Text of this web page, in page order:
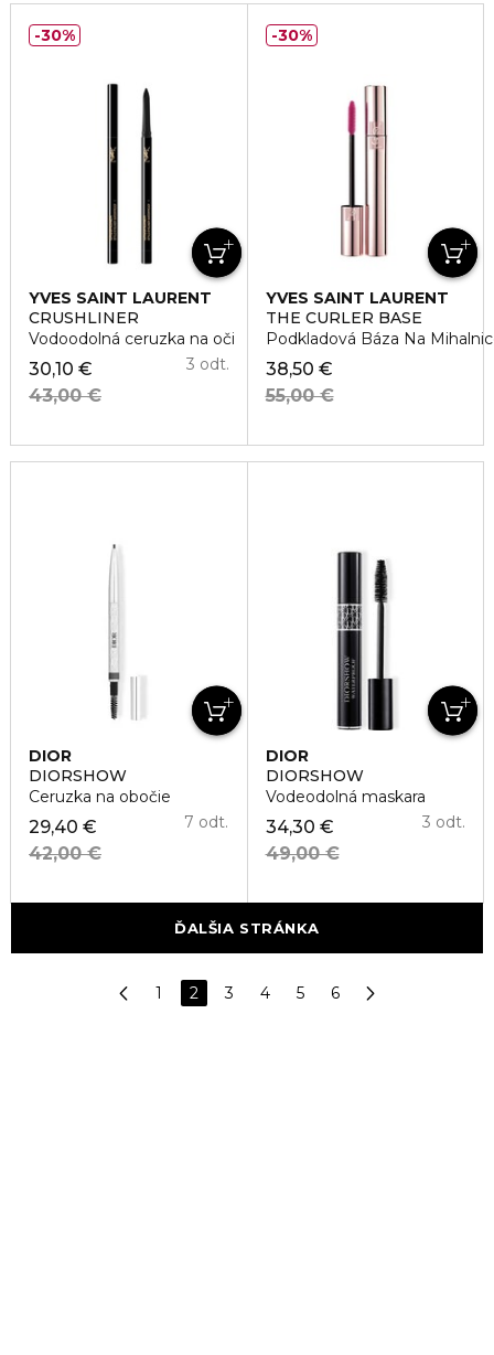
YVES SAINT LAURENT
CRUSHLINER
Vodoodolná ceruzka na oči
30,10 €
43,00 €
3 odt.
30%
YVES SAINT LAURENT
THE CURLER BASE
Podkladová Báza Na
38,50 €
55,00 €
30%
DIOR
DIORSHOW
Ceruzka na obočie
29,40 €
42,00 €
7 odt.
DIOR
DIORSHOW
Vodeodolná maskara
34,30 €
49,00 €
3 odt.
ĎALŠIA STRÁNKA
1 2 3 4 5 6